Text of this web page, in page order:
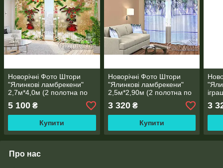
Новорічні Фото Штори
"Ялинкові ламбрекени"
2,7м*4,0м (2 полотна по
5 100 ₴
Купити
Новорічні Фото Штори
"Ялинкові ламбрекени"
2,5м*2,90м (2 полотна по
3 320₴
Купити
3
Про нас